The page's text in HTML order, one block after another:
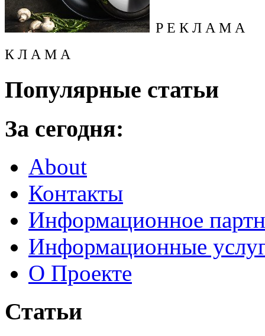
Р Е К Л А М А
К Л А М А
Популярные статьи
За сегодня:
About
Контакты
Информационное
Информационные
О Проекте
Статьи